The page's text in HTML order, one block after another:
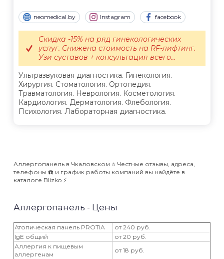
neomedical.by Instagram facebook
Ультразвуковая диагностика. Гинекология.
Хирургия. Стоматология. Ортопедия.
Травматология. Неврология. Косметология.
Кардиология. Дерматология. Флебология.
Психология. Лабораторная диагностика.
Скидка -15% на ряд гинекологических
услуг. Снижена стоимость на RF-лифтинг.
Узи суставов + консультация всего...
Аллергопанель в Чкаловском ⭐️ Честные отзывы, адреса,
телефоны ☎️ и график работы компаний вы найдёте в
каталоге Blizko ⚡️
Аллергопанель - Цены
Атопическая панель PROTIA
от 240 руб.
IgE общий
от 20 руб.
Аллергия к пищевым
аллергенам
от 18 руб.